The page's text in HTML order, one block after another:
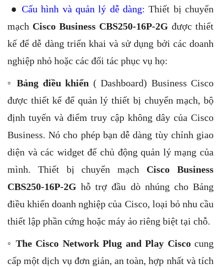
● Cấu hình và quản lý dễ dàng: Thiết bị chuyển
mạch Cisco Business CBS250-16P-2G được thiết
kế để dễ dàng triển khai và sử dụng bởi các doanh
nghiệp nhỏ hoặc các đối tác phục vụ họ:
◦ Bảng điều khiển ( Dashboard) Business Cisco
được thiết kế để quản lý thiết bị chuyển mạch, bộ
định tuyến và điểm truy cập không dây của Cisco
Business. Nó cho phép bạn dễ dàng tùy chỉnh giao
diện và các widget để chủ động quản lý mạng của
mình. Thiết bị chuyển mạch Cisco Business
CBS250-16P-2G hỗ trợ đầu dò nhúng cho Bảng
điều khiển doanh nghiệp của Cisco, loại bỏ nhu cầu
thiết lập phần cứng hoặc máy ảo riêng biệt tại chỗ.
◦ The Cisco Network Plug and Play Ciscocung
cấp một dịch vụ đơn giản, an toàn, hợp nhất và tích